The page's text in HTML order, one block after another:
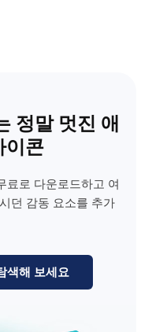
정말 멋진 애
이콘
료로 다운로드하고 여
던 감동 요소를 추가
색해 보세요